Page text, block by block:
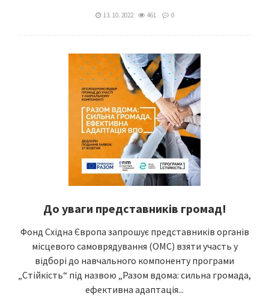
13. 10. 2022 461 0
До уваги представників громад!
Фонд Східна Європа запрошує представників органів
місцевого самоврядування (ОМС) взяти участь у
відборі до навчального компоненту програми
„Стійкість“ під назвою „Разом вдома: сильна громада,
ефективна адаптація...